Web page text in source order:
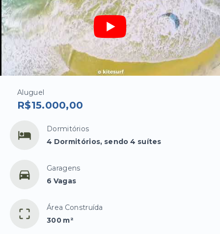
Aluguel
R$15.000,00
Dormitórios
4 Dormitórios, sendo 4 suítes
Garagens
6 Vagas
Área Construída
300 m²